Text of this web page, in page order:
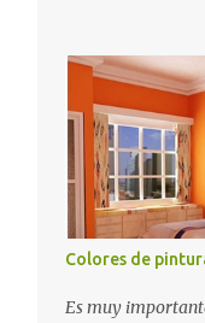
de recortar y se
de cosas como
escolares, para
matemáticos,
de los niños, entre
Colores de
Es muy